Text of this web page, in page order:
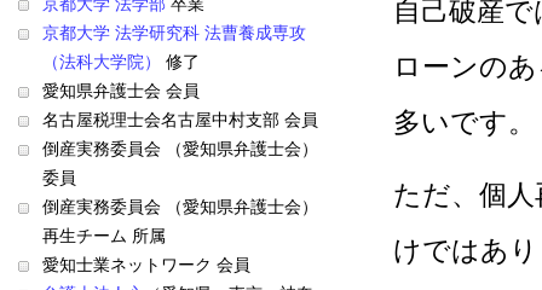
自己破産
ローンの
多いです。
ただ、個
けではあ
京都大学 法学部 卒業
京都大学 法学研究科 法曹養成専攻
（法科大学院）
修了
愛知県弁護士会 会員
名古屋税理士会名古屋中村支部 会員
倒産実務委員会 （愛知県弁護士会）
委員
倒産実務委員会 （愛知県弁護士会）
再生チーム 所属
愛知士業ネットワーク 会員